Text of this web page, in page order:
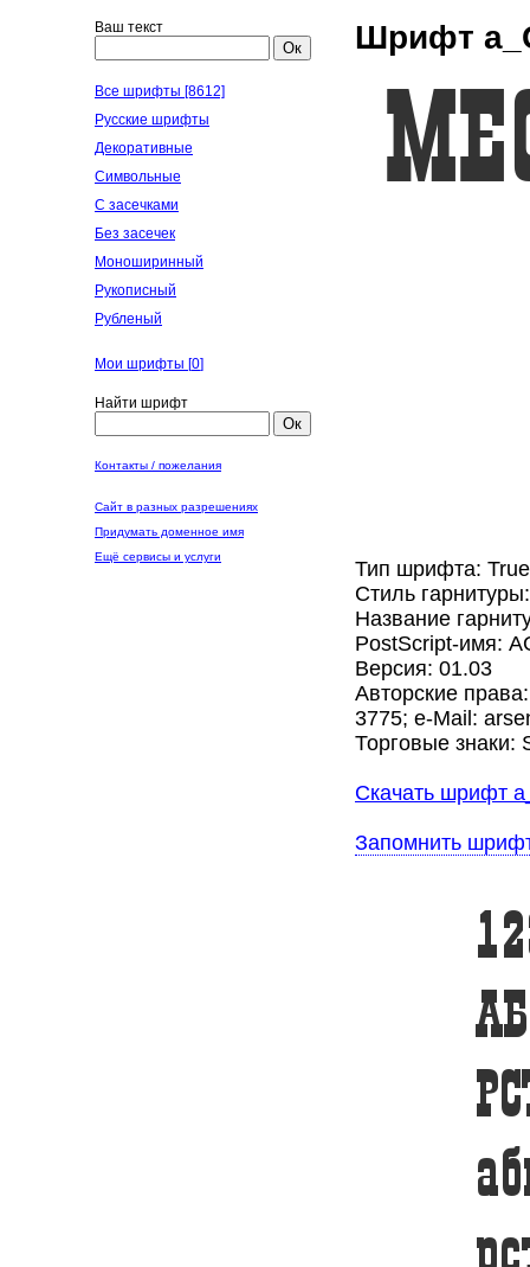
Ваш текст
Ок
Все шрифты [8612]
Русские шрифты
Декоративные
Символьные
С засечками
Без засечек
Моноширинный
Рукописный
Рубленый
Мои шрифты [0]
Найти шрифт
Ок
Контакты / пожелания
Сайт в разных разрешениях
Придумать доменное имя
Ещё сервисы и услуги
Шрифт
Тип шрифта:
Стиль
Название
PostScript-имя:
Версия: 01.03
Авторские
3775; e-Mail:
Торговые знаки:
Скачать шрифт
Запомнить